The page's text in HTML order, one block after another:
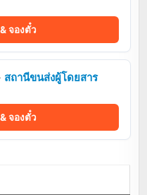
จองตั๋ว
สถานีขนส่งผู้โดยสาร
จองตั๋ว